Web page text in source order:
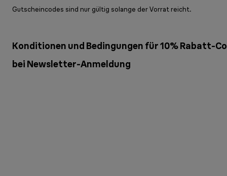
Gutscheincodes sind nur gültig solange der Vorrat reicht.
Konditionen und Bedingungen für 10% Rabatt-
bei Newsletter-Anmeldung